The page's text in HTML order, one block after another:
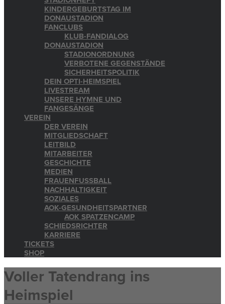
KINDERGEBURTSTAG IM
DONAUSTADION
FANCLUBS
KLUB-FANDIALOG
DONAUSTADION
STADIONORDNUNG
VERBOTENE GEGENSTÄNDE
SICHERHEITSPOLITIK
DEIN OPTI-HEIMSPIEL
LIVESTREAM
UNSERE HYMNE UND
FANGESÄNGE
VEREIN
DER VEREIN
MITGLIEDSCHAFT
LEITBILD
MITARBEITER
GESCHICHTE
MEDIEN
FRAUENFUSSBALL
NACHHALTIGKEIT
SOZIALES
AOK-GESUNDHEITSPARTNER
AOK SPATZENCAMP
SCHIEDSRICHTER
KARRIERE
TICKETS
SHOP
Voller Tatendrang ins
Heimspiel